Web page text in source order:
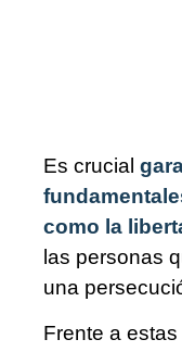
Es crucial
como la
las personas
una
Frente a